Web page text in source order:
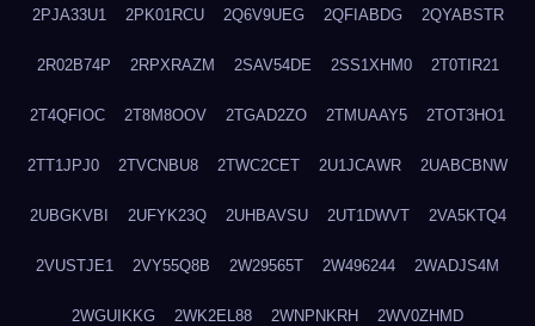
2PJA33U1 2PK01RCU 2Q6V9UEG 2QFIABDG 2QYABSTR
2R02B74P 2RPXRAZM 2SAV54DE 2SS1XHM0 2T0TIR21
2T4QFIOC 2T8M8OOV 2TGAD2ZO 2TMUAAY5 2TOT3HO1
2TT1JPJ0 2TVCNBU8 2TWC2CET 2U1JCAWR 2UABCBNW
2UBGKVBI 2UFYK23Q 2UHBAVSU 2UT1DWVT 2VA5KTQ4
2VUSTJE1 2VY55Q8B 2W29565T 2W496244 2WADJS4M
2WGUIKKG 2WK2EL88 2WNPNKRH 2WV0ZHMD